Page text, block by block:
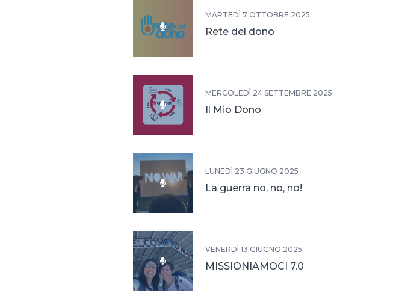
MARTEDÌ 7 OTTOBRE 2025
Rete del dono
MERCOLEDÌ 24 SETTEMBRE 2025
Il Mio Dono
LUNEDÌ 23 GIUGNO 2025
La guerra no, no, no!
VENERDÌ 13 GIUGNO 2025
MISSIONIAMOCI 7.0